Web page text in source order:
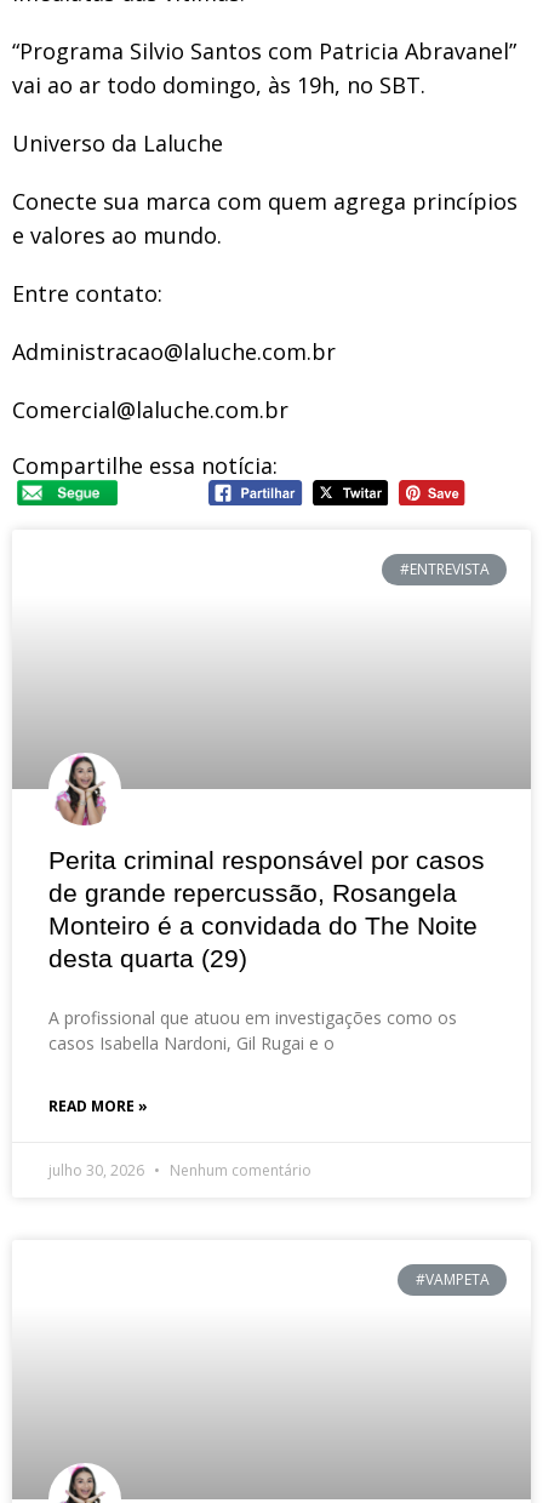
“Programa Silvio Santos com Patricia Abravanel”
vai ao ar todo domingo, às 19h, no SBT.
Universo da Laluche
Conecte sua marca com quem agrega princípios
e valores ao mundo.
Entre contato:
Administracao@laluche.com.br
Comercial@laluche.com.br
Compartilhe essa notícia:
#ENTREVISTA
Perita criminal responsável por casos
de grande repercussão, Rosangela
Monteiro é a convidada do The Noite
desta quarta (29)
A profissional que atuou em investigações como os
casos Isabella Nardoni, Gil Rugai e o
READ MORE »
julho 30, 2026 Nenhum comentário
#VAMPETA